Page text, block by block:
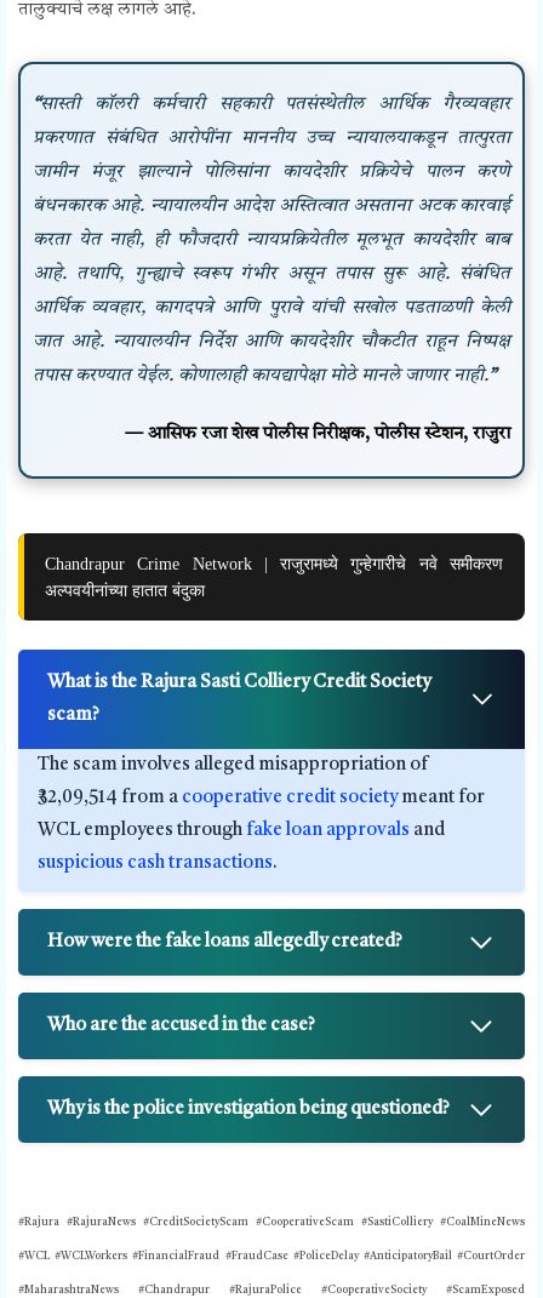
तालुक्याचे लक्ष लागले आहे.
“सास्ती कॉलरी कर्मचारी सहकारी पतसंस्थेतील आर्थिक गैरव्यवहार
प्रकरणात संबंधित आरोपींना माननीय उच्च न्यायालयाकडून तात्पुरता
जामीन मंजूर झाल्याने पोलिसांना कायदेशीर प्रक्रियेचे पालन करणे
बंधनकारक आहे. न्यायालयीन आदेश अस्तित्वात असताना अटक कारवाई
करता येत नाही, ही फौजदारी न्यायप्रक्रियेतील मूलभूत कायदेशीर बाब
आहे. तथापि, गुन्ह्याचे स्वरूप गंभीर असून तपास सुरू आहे. संबंधित
आर्थिक व्यवहार, कागदपत्रे आणि पुरावे यांची सखोल पडताळणी केली
जात आहे. न्यायालयीन निर्देश आणि कायदेशीर चौकटीत राहून निष्पक्ष
तपास करण्यात येईल. कोणालाही कायद्यापेक्षा मोठे मानले जाणार नाही.”
— आसिफ रजा शेख पोलीस निरीक्षक, पोलीस स्टेशन, राजुरा
Chandrapur Crime Network | राजुरामध्ये गुन्हेगारीचे नवे समीकरण
अल्पवयीनांच्या हातात बंदुका
What is the Rajura Sasti Colliery Credit Society
scam?
The scam involves alleged misappropriation of
₹32,09,514 from a cooperative credit societymeant for
WCL employees through fake loan approvals and
suspicious cash transactions.
How were the fake loans allegedly created?
Who are the accused in the case?
Why is the police investigation being questioned?
#Rajura #RajuraNews #CreditSocietyScam #CooperativeScam #SastiColliery #CoalMineNews
#WCL #WCLWorkers #FinancialFraud #FraudCase #PoliceDelay #AnticipatoryBail #CourtOrder
#MaharashtraNews #Chandrapur #RajuraPolice #CooperativeSociety #ScamExposed